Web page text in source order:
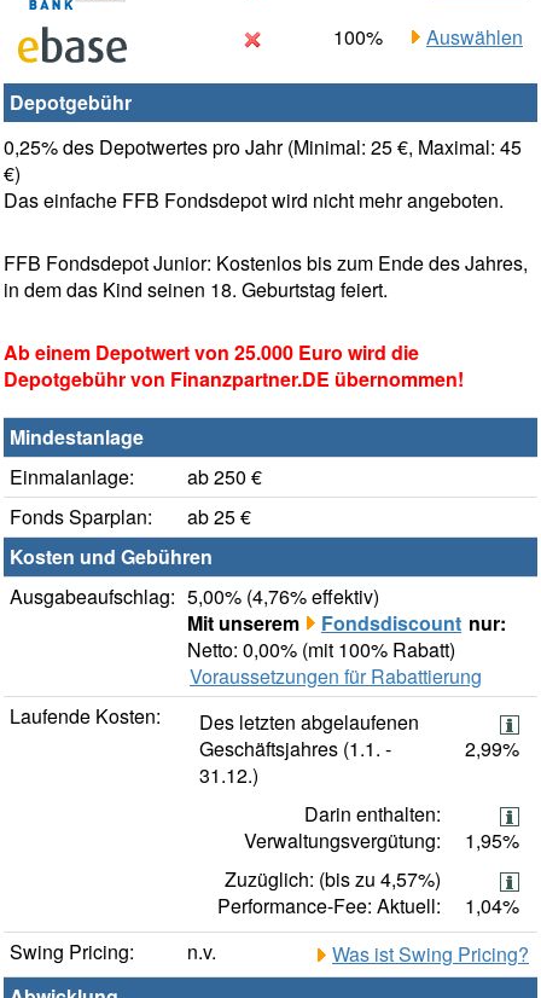
100%
Auswählen
Depotgebühr
0,25% des Depotwertes pro Jahr (Minimal: 25 €, Maximal: 45
€)
Das einfache FFB Fondsdepot wird nicht mehr angeboten.
FFB Fondsdepot Junior: Kostenlos bis zum Ende des Jahres,
in dem das Kind seinen 18. Geburtstag feiert.
Ab einem Depotwert von 25.000 Euro wird die
Depotgebühr von Finanzpartner.DE übernommen!
Mindestanlage
Einmalanlage:
ab 250 €
Fonds Sparplan:
ab 25 €
Kosten und Gebühren
Ausgabeaufschlag: 5,00% (4,76% effektiv)
Mit unserem
Fondsdiscount nur:
Netto: 0,00% (mit 100% Rabatt)
Voraussetzungen für Rabattierung
Laufende Kosten:
Des letzten abgelaufenen
Geschäftsjahres (1.1. -
31.12.)
2,99%
Darin enthalten:
Verwaltungsvergütung:
1,95%
Zuzüglich: (bis zu 4,57%)
Performance-Fee: Aktuell:
1,04%
Swing Pricing:
n.v.
Was ist Swing Pricing?